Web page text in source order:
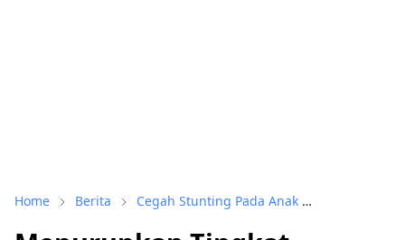
Home Berita Cegah Stunting Pada Anak